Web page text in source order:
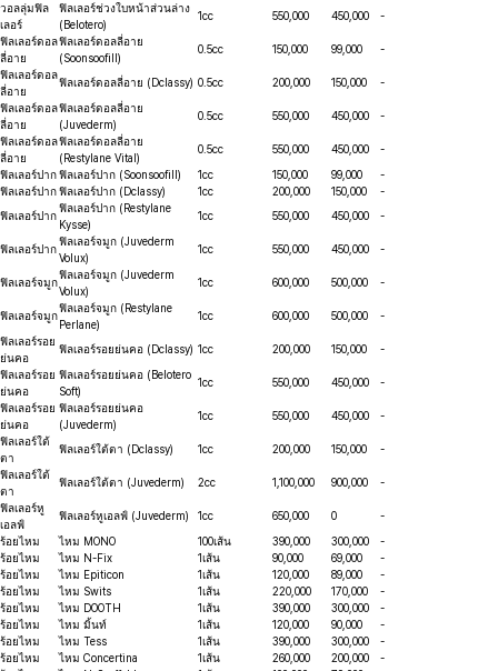
วอลลุ่มฟิล
เลอร์
ฟิลเลอร์ช่วงใบหน้าส่วนล่าง
(Belotero)
1cc 550,000 450,000 -
ฟิลเลอร์ดอล
ลี่อาย
ฟิลเลอร์ดอลลี่อาย
(Soonsoofill)
0.5cc 150,000 99,000 -
ฟิลเลอร์ดอล
ลี่อาย
ฟิลเลอร์ดอลลี่อาย (Dclassy) 0.5cc 200,000 150,000 -
ฟิลเลอร์ดอล
ลี่อาย
ฟิลเลอร์ดอลลี่อาย
(Juvederm)
0.5cc 550,000 450,000 -
ฟิลเลอร์ดอล
ลี่อาย
ฟิลเลอร์ดอลลี่อาย
(Restylane Vital)
0.5cc 550,000 450,000 -
ฟิลเลอร์ปากฟิลเลอร์ปาก (Soonsoofill) 1cc 150,000 99,000
-
ฟิลเลอร์ปากฟิลเลอร์ปาก (Dclassy) 1cc 200,000 150,000
-
ฟิลเลอร์ปาก
ฟิลเลอร์ปาก (Restylane
Kysse)
1cc 550,000 450,000 -
ฟิลเลอร์ปาก
ฟิลเลอร์จมูก (Juvederm
Volux)
1cc 550,000 450,000 -
ฟิลเลอร์จมูก
ฟิลเลอร์จมูก (Juvederm
Volux)
1cc 600,000 500,000 -
ฟิลเลอร์จมูก
ฟิลเลอร์จมูก (Restylane
Perlane)
1cc 600,000 500,000 -
ฟิลเลอร์รอย
ย่นคอ
ฟิลเลอร์รอยย่นคอ (Dclassy) 1cc 200,000 150,000 -
ฟิลเลอร์รอย
ย่นคอ
ฟิลเลอร์รอยย่นคอ (Belotero
Soft)
1cc 550,000 450,000 -
ฟิลเลอร์รอย
ย่นคอ
ฟิลเลอร์รอยย่นคอ
(Juvederm)
1cc 550,000 450,000 -
ฟิลเลอร์ใต้
ตา
ฟิลเลอร์ใต้ตา (Dclassy) 1cc 200,000 150,000 -
ฟิลเลอร์ใต้
ตา
ฟิลเลอร์ใต้ตา (Juvederm) 2cc 1,100,000 900,000 -
ฟิลเลอร์หู
เอลฟ์
ฟิลเลอร์หูเอลฟ์ (Juvederm) 1cc 650,000 0 -
ร้อยไหม ไหม MONO 100เส้น 390,000 300,000
-
ร้อยไหม
ไหม N-Fix 1เส้น 90,000 69,000
-
ร้อยไหม
ไหม Epiticon 1เส้น 120,000 89,000
-
ร้อยไหม
ไหม Swits 1เส้น 220,000 170,000
-
ร้อยไหม
ไหม DOOTH 1เส้น 390,000 300,000
-
ร้อยไหม
ไหม มิ้นท์ 1เส้น 120,000 90,000
-
ร้อยไหม
ไหม Tess 1เส้น 390,000 300,000
-
ร้อยไหม
ไหม Concertina 1เส้น 260,000 200,000
-